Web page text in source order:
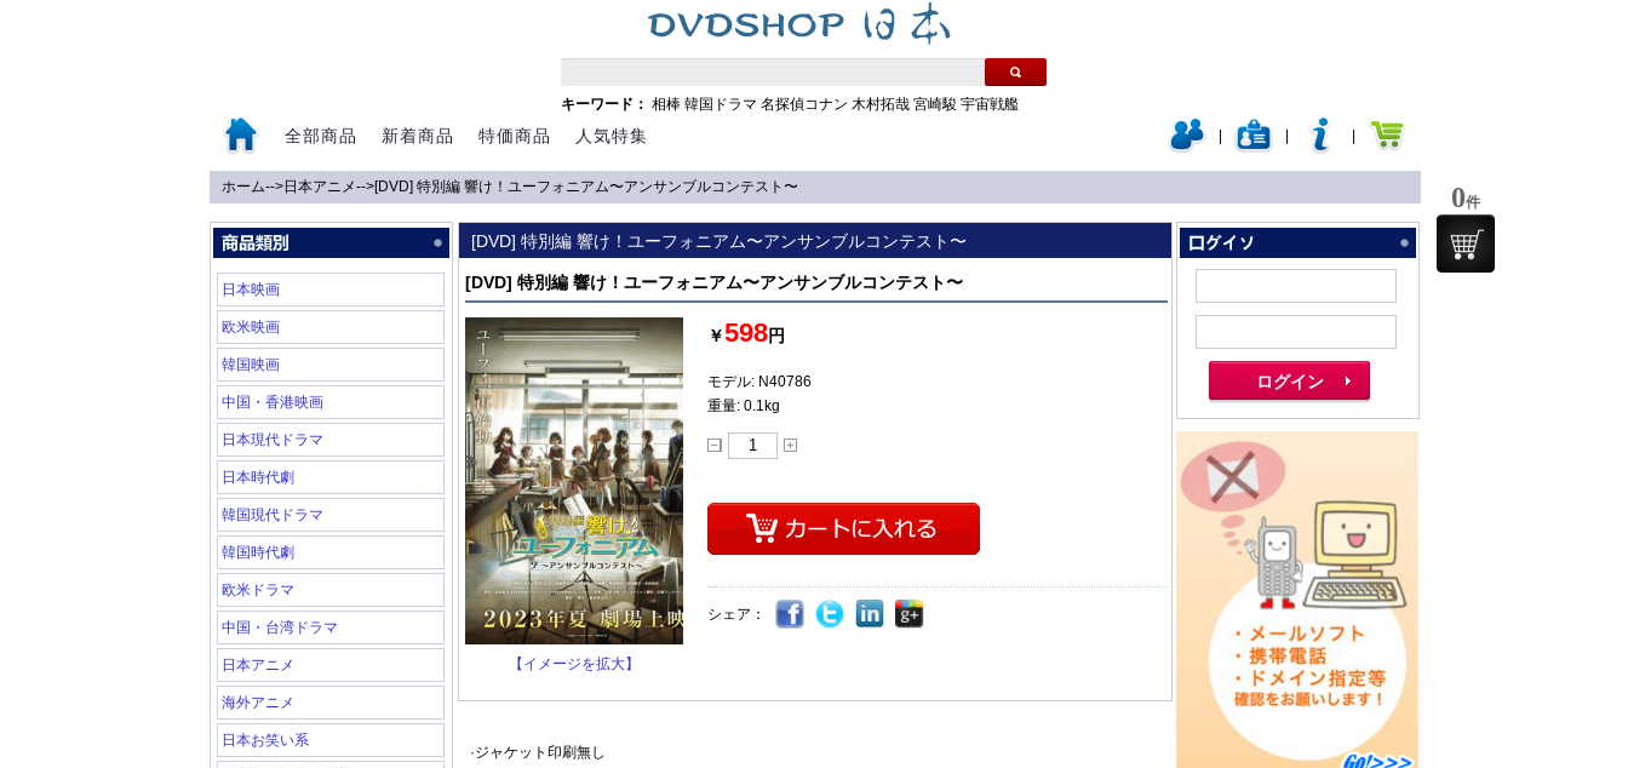
キーワード： 相棒 韓国ドラマ 名探偵コナン 木村拓哉 宮崎駿 宇宙戦艦
全部商品 新着商品 特価商品 人気特集
ホーム-->日本アニメ-->[DVD] 特別編 響け！ユーフォニアム〜アンサンブルコンテスト〜
日本映画
欧米映画
韓国映画
中国・香港映画
日本現代ドラマ
日本時代劇
韓国現代ドラマ
韓国時代劇
欧米ドラマ
中国・台湾ドラマ
日本アニメ
海外アニメ
日本お笑い系
[DVD] 特別編 響け！ユーフォニアム〜アンサンブルコンテスト〜
[DVD] 特別編 響け！ユーフォニアム〜アンサンブルコンテスト〜
【イメージを拡大】
￥598円
モデル: N40786
重量: 0.1kg
シェア：
·ジャケット印刷無し
0件
0